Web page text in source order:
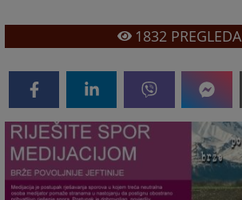
1832PREGLEDA